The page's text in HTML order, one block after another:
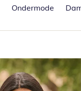
Ondermode